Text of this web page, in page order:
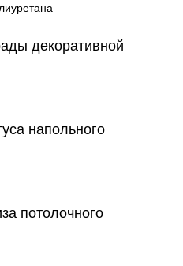
декоративной
напольного
потолочного